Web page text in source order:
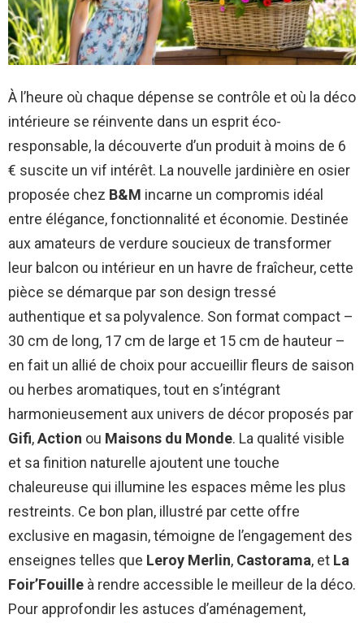
À l’heure où chaque dépense se contrôle et où la déco
intérieure se réinvente dans un esprit éco-
responsable, la découverte d’un produit à moins de 6
€ suscite un vif intérêt. La nouvelle jardinière en osier
proposée chez B&M incarne un compromis idéal
entre élégance, fonctionnalité et économie. Destinée
aux amateurs de verdure soucieux de transformer
leur balcon ou intérieur en un havre de fraîcheur, cette
pièce se démarque par son design tressé
authentique et sa polyvalence. Son format compact –
30 cm de long, 17 cm de large et 15 cm de hauteur –
en fait un allié de choix pour accueillir fleurs de saison
ou herbes aromatiques, tout en s’intégrant
harmonieusement aux univers de décor proposés par
Gifi,Action ou Maisons du Monde. La qualité visible
et sa finition naturelle ajoutent une touche
chaleureuse qui illumine les espaces même les plus
restreints. Ce bon plan, illustré par cette offre
exclusive en magasin, témoigne de l’engagement des
enseignes telles que Leroy Merlin, Castorama, et La
Foir’Fouille à rendre accessible le meilleur de la déco.
Pour approfondir les astuces d’aménagement,